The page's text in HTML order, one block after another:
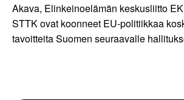
Akava, Elinkeinoelämän keskusliitto
STTK ovat koonneet EU-politiikkaa
tavoitteita Suomen seuraavalle